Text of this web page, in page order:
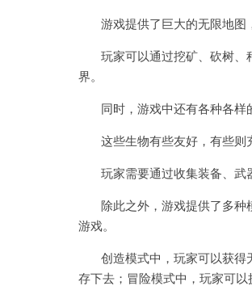
游戏提供了巨大的无限地图
玩家可以通过挖矿、砍树、
界。
同时，游戏中还有各种各样
这些生物有些友好，有些则
玩家需要通过收集装备、武
除此之外，游戏提供了多种
游戏。
创造模式中，玩家可以获得
存下去；冒险模式中，玩家可以